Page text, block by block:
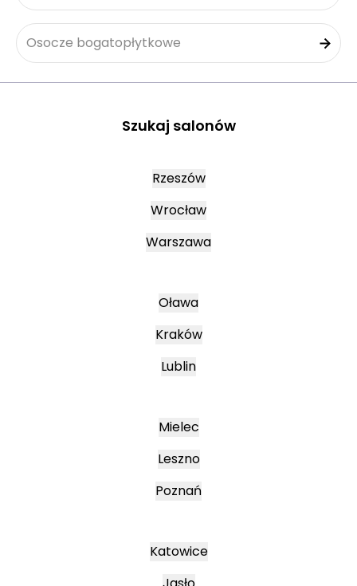
Osocze bogatopłytkowe
Szukaj salonów
Rzeszów
Wrocław
Warszawa
Oława
Kraków
Lublin
Mielec
Leszno
Poznań
Katowice